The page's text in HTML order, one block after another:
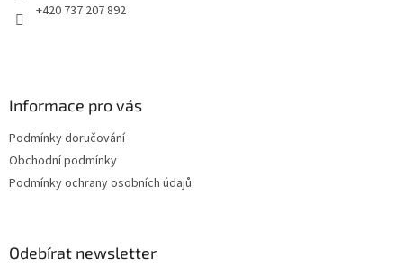
+420 737 207 892
Informace pro vás
Podmínky doručování
Obchodní podmínky
Podmínky ochrany osobních údajů
Odebírat newsletter